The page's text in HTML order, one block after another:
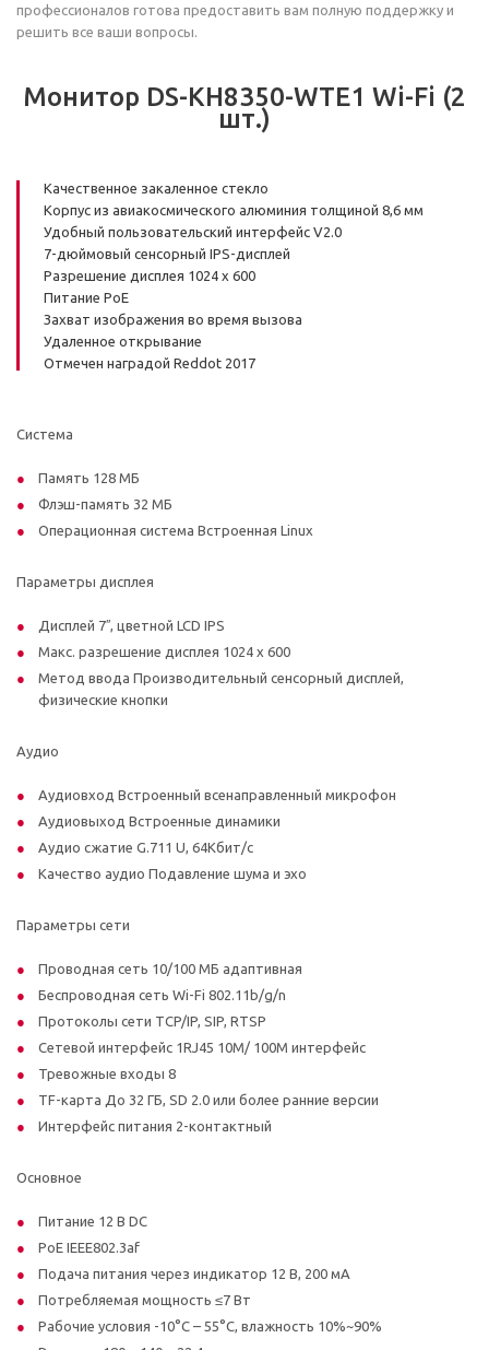
профессионалов готова предоставить вам полную поддержку и
решить все ваши вопросы.
Монитор DS-KH8350-WTE1 Wi-Fi (2
шт.)
Качественное закаленное стекло
Корпус из авиакосмического алюминия толщиной 8,6 мм
Удобный пользовательский интерфейс V2.0
7-дюймовый сенсорный IPS-дисплей
Разрешение дисплея 1024 x 600
Питание PoE
Захват изображения во время вызова
Удаленное открывание
Отмечен наградой Reddot 2017
Система
Память 128 МБ
Флэш-память 32 МБ
Операционная система Встроенная Linux
Параметры дисплея
Дисплей 7′′, цветной LCD IPS
Макс. разрешение дисплея 1024 x 600
Метод ввода Производительный сенсорный дисплей,
физические кнопки
Аудио
Аудиовход Встроенный всенаправленный микрофон
Аудиовыход Встроенные динамики
Аудио сжатие G.711 U, 64Кбит/с
Качество аудио Подавление шума и эхо
Параметры сети
Проводная сеть 10/100 МБ адаптивная
Беспроводная сеть Wi-Fi 802.11b/g/n
Протоколы сети TCP/IP, SIP, RTSP
Сетевой интерфейс 1RJ45 10M/ 100M интерфейс
Тревожные входы 8
TF-карта До 32 ГБ, SD 2.0 или более ранние версии
Интерфейс питания 2-контактный
Основное
Питание 12 В DC
PoE IEEE802.3af
Подача питания через индикатор 12 В, 200 мА
Потребляемая мощность ≤7 Вт
Рабочие условия -10°C – 55°C, влажность 10%~90%